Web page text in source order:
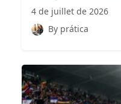
4 de juillet de 2026
By prática